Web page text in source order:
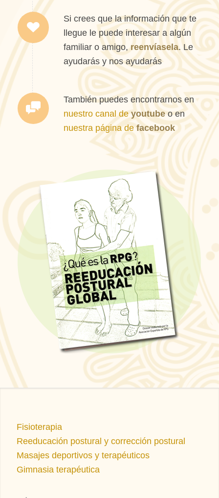
Si crees que la información que te
llegue le puede interesar a algún
familiar o amigo,reenvíasela. Le
ayudarás y nos ayudarás
También puedes encontrarnos en
nuestro canal deyoutubeo en
nuestra página defacebook
Fisioterapia
Reeducación postural y corrección postural
Masajes deportivos y terapéuticos
Gimnasia terapéutica